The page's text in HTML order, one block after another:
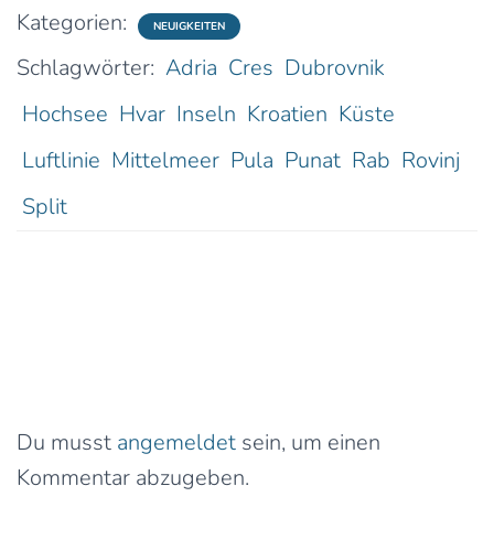
Kategorien: NEUIGKEITEN
Schlagwörter: Adria Cres Dubrovnik
Hochsee Hvar Inseln Kroatien Küste
Luftlinie Mittelmeer Pula Punat Rab Rovinj
Split
Du musst angemeldet sein, um einen
Kommentar abzugeben.